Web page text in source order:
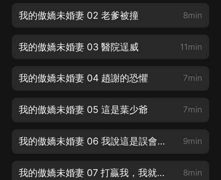
我的傲嬌未婚妻 02 老爹被撞 8min
我的傲嬌未婚妻 03 醫院逞威 11min
我的傲嬌未婚妻 04 趙謝的恐懼 7min
我的傲嬌未婚妻 05 這是葉少爺 7min
我的傲嬌未婚妻 06 我說這是誤會你相信嗎 9min
我的傲嬌未婚妻 07 打贏我，我就做你女朋友 8min